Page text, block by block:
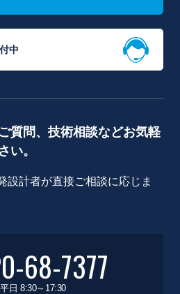
中
質問、技術相談などお気軽
い。
設計者が直接ご相談に応じま
68-7377
日 8:30～17:30